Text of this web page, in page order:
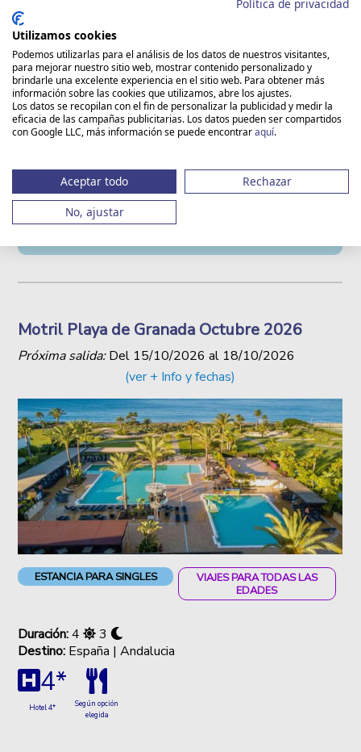
: Alojamiento y desayuno (suplemento
disponible Media Pensión y Pensión completa)
Disfruta de una estancia a tu aire en la costa de levante
para disfrutar del buen ambiente y las muchas opciones
de ocio que ofrece esta localizad de playa durante todas
las épocas del año.
desde
en Doble
desde
en Individual
MÁS INFORMACIÓN
Motril Playa de Granada Octubre 2026
Próxima salida:Del 15/10/2026 al 18/10/2026
(ver + Info y fechas)
ESTANCIA PARA SINGLES
VIAJES PARA TODAS LAS
EDADES
Duración:4
3
Destino: España | Andalucia
4*
Hotel 4*
Según opción
elegida
Política de privacidad
Utilizamos cookies
Podemos utilizarlas para el análisis de los datos de nuestros visitantes,
para mejorar nuestro sitio web, mostrar contenido personalizado y
brindarle una excelente experiencia en el sitio web. Para obtener más
información sobre las cookies que utilizamos, abre los ajustes.
Los datos se recopilan con el fin de personalizar la publicidad y medir la
eficacia de las campañas publicitarias. Los datos pueden ser compartidos
con Google LLC, más información se puede encontraraquí.
Aceptar todo
Rechazar
No, ajustar